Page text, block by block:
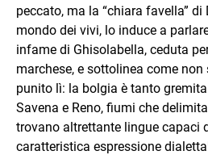
peccato, ma la “chiara favella”
mondo dei vivi, lo induce a
infame di Ghisolabella, ceduta
marchese, e sottolinea come non
punito lì: la bolgia è tanto
Savena e Reno, fiumi che
trovano altrettante lingue capaci
caratteristica espressione